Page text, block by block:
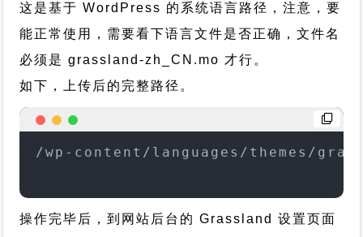
这是基于 WordPress 的系统语言路径，注意，要
能正常使用，需要看下语言文件是否正确，文件名
必须是 grassland-zh_CN.mo 才行。
如下，上传后的完整路径。
/wp-content/languages/themes/
操作完毕后，到网站后台的 Grassland 设置页面